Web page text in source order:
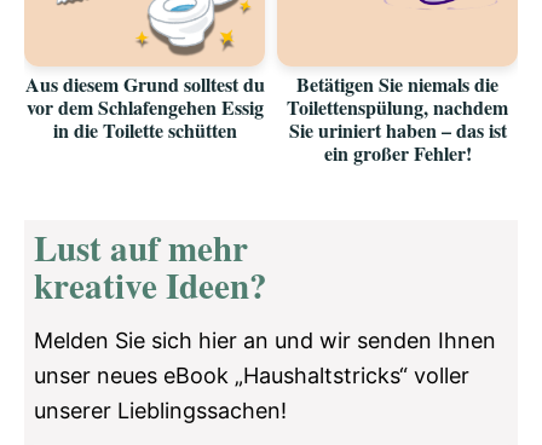
Aus diesem Grund solltest du
vor dem Schlafengehen Essig
in die Toilette schütten
Betätigen Sie niemals die
Toilettenspülung, nachdem
Sie uriniert haben – das ist
ein großer Fehler!
Lust auf mehr
kreative Ideen?
Melden Sie sich hier an und wir senden Ihnen
unser neues eBook „Haushaltstricks“ voller
unserer Lieblingssachen!